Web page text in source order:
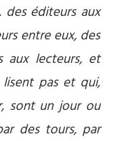
des éditeurs aux
entre eux, des
aux lecteurs, et
pas et qui,
sont un jour ou
des tours, par